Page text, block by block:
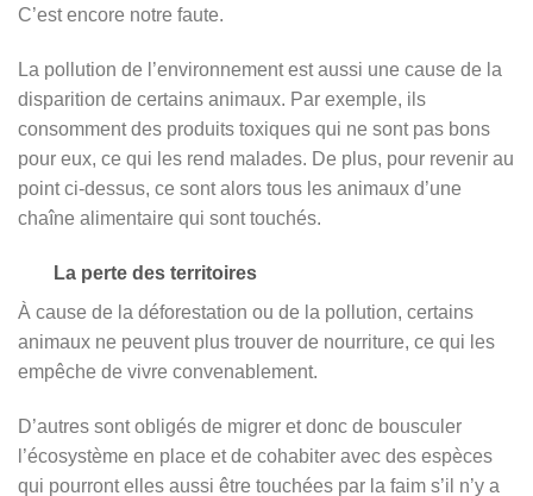
C’est encore notre faute.
La pollution de l’environnement est aussi une cause de la
disparition de certains animaux. Par exemple, ils
consomment des produits toxiques qui ne sont pas bons
pour eux, ce qui les rend malades. De plus, pour revenir au
point ci-dessus, ce sont alors tous les animaux d’une
chaîne alimentaire qui sont touchés.
La perte des territoires
À cause de la déforestation ou de la pollution, certains
animaux ne peuvent plus trouver de nourriture, ce qui les
empêche de vivre convenablement.
D’autres sont obligés de migrer et donc de bousculer
l’écosystème en place et de cohabiter avec des espèces
qui pourront elles aussi être touchées par la faim s’il n’y a